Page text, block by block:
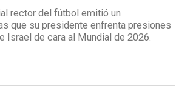
rector del fútbol emitió un
que su presidente enfrenta presiones
Israel de cara al Mundial de 2026.